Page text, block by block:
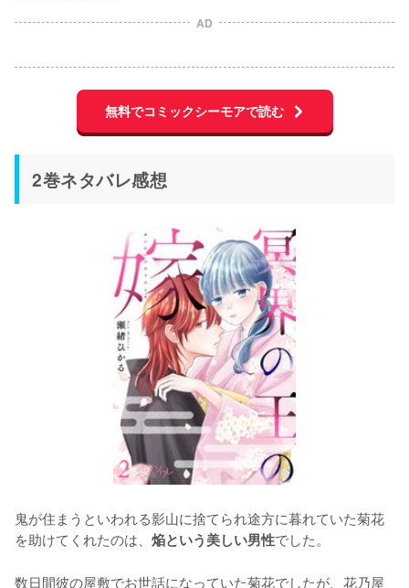
AD
無料でコミックシーモアで読む
2巻ネタバレ感想
鬼が住まうといわれる影山に捨てられ途方に暮れていた菊花
を助けてくれたのは、 焔という美しい男性でした。
数日間彼の屋敷でお世話になっていた菊花でしたが、花乃屋